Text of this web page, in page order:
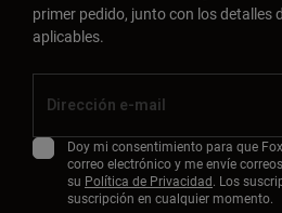
primer pedido, junto con los detalles
aplicables.
Doy mi consentimiento para que
correo electrónico y me envíe
su Política de Privacidad. Los
suscripción en cualquier momento.